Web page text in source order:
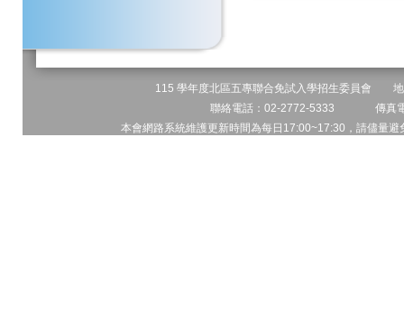
115 學年度北區五專聯合免試入學招生委員會 地
聯絡電話：02-2772-5333 傳真
本會網路系統維護更新時間為每日17:00~17:30，請儘量